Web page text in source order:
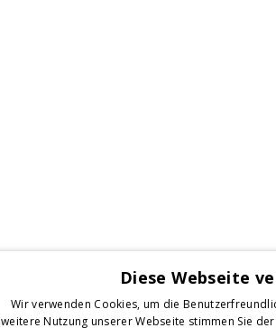
Diese Webseite
Wir verwenden Cookies, um die
weitere Nutzung unserer Webseite stimmen Sie